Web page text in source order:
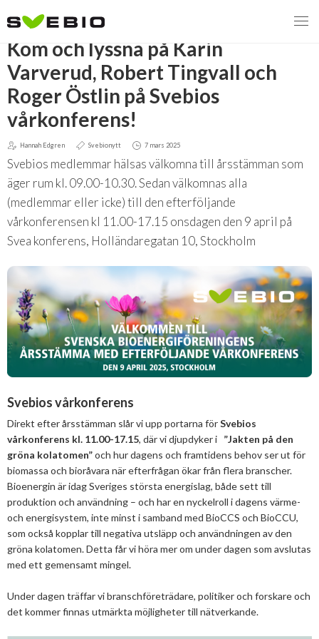
MENY
Svebios valmanifest 2026
Styrmedel
Koldioxidskatt
Besvarade remisser
2026
Juni
Maj
Mars
Januari
2025
December
September
Augusti
Maj
April
Mars
2024
Oktober
September
Augusti
Juli
Juni
Maj
Februari
December
Oktober
Augusti
Juni
Maj
April
2022
December
November
Oktober
September
Augusti
Mars
2021
December
Oktober
September
Augusti
December
November
Oktober
2019
November
Oktober
2018
Maj
Mars
2017
Oktober
November
Remisser på gång
OM BIOENERGI
Aktuella frågor
Finns det tillräckligt med biomassa?
Försörjningstrygghet
Hur ser Sveriges energianvänding ut?
Sammanfattande statistik om bioenergi
Varför behöves reduktionsplikten?
Finns det mark?
Biovärme
Biodrivmedel
Biokraft
Kolsänkor
Bioenergi – ord och begrepp
Exempel på bioenergi
Definitioner av bioenergi
PRESS
MEDLEMSKAP
Associerad medlem
Privat medlem
EVENEMANG
MER
Om oss
Hedersmedlemmar
Svebios stadgar
Verksamhetsberättelse
Årsstämmor
Medlemmar
Konferenser och event
Nordic Pellets Conference
Stora biokraft- och värmekonferensen
Svebio Fuel Market Day
Svebios vår- och årsmöteskonferens
Publikationer och dokument
Avslutade projekt
Nätverk och samarbeten
Integritetspolicy (GDPR)
Våra kanaler
Kontakt
TILLBAKA
Kom och lyssna på Karin
Varverud, Robert Tingvall och
Roger Östlin på Svebios
vårkonferens!
Hannah Edgren Svebionytt 7 mars 2025
Svebios medlemmar hälsas välkomna till årsstämman som
äger rum kl. 09.00-10.30. Sedan välkomnas alla
(medlemmar eller icke) till den efterföljande
vårkonferensen kl 11.00-17.15 onsdagen den 9 april på
Svea konferens, Holländaregatan 10, Stockholm
Svebios vårkonferens
Direkt efter årsstämman slår vi upp portarna förSvebios
vårkonferens kl. 11.00-17.15, där vi djupdyker i ”Jakten på den
gröna kolatomen”och hur dagens och framtidens behov ser ut för
biomassa och bioråvara när efterfrågan ökar från flera branscher.
Bioenergin är idag Sveriges största energislag, både sett till
produktion och användning – och har en nyckelroll i dagens värme-
och energisystem, inte minst i samband med BioCCS och BioCCU,
som också kopplar till negativa utsläpp och användningen av den
gröna kolatomen. Detta får vi höra mer om under dagen som avslutas
med ett gemensamt mingel.
Under dagen träffar vi branschföreträdare, politiker och forskare och
det kommer finnas utmärkta möjligheter till nätverkande.